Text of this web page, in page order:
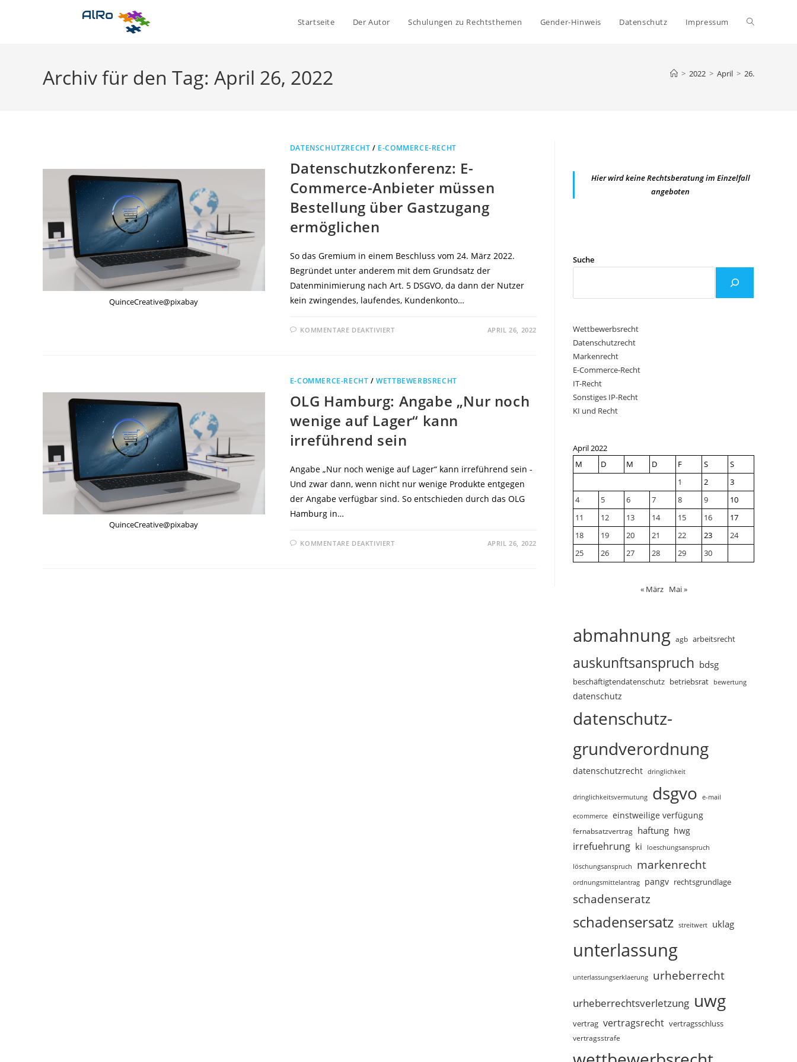
Startseite Der Autor Schulungen zu Rechtsthemen Gender-Hinweis Datenschutz Impressum Website-
Archiv für den Tag: April 26, 2022 > 2022 > April > 26.
QuinceCreative@pixabay
DATENSCHUTZRECHT / E-COMMERCE-RECHT
Datenschutzkonferenz: E-
Commerce-Anbieter müssen
Bestellung über Gastzugang
ermöglichen
So das Gremium in einem Beschluss vom 24. März 2022.
Begründet unter anderem mit dem Grundsatz der
Datenminimierung nach Art. 5 DSGVO, da dann der Nutzer
kein zwingendes, laufendes, Kundenkonto…
KOMMENTARE DEAKTIVIERTFÜR
BESTELLUNG
ÜBER
ERMÖGLICHEN
APRIL 26, 2022
QuinceCreative@pixabay
E-COMMERCE-RECHT /WETTBEWERBSRECHT
OLG Hamburg: Angabe „Nur noch
wenige auf Lager“ kann
irreführend sein
Angabe „Nur noch wenige auf Lager“ kann irreführend sein -
Und zwar dann, wenn nicht nur wenige Produkte entgegen
der Angabe verfügbar sind. So entschieden durch das OLG
Hamburg in…
KOMMENTARE DEAKTIVIERTFÜR APRIL 26, 2022
Hier wird keine Rechtsberatung im Einzelfall
angeboten
Suche
Wettbewerbsrecht
Datenschutzrecht
Markenrecht
E-Commerce-Recht
IT-Recht
Sonstiges IP-Recht
KI und Recht
April 2022
M
D M D F S
S
1
2
3
4
5 6 7 8 9
10
11
12 13 14 15 16
17
18
19 20 21 22 23
24
25
26 27 28 29 30
« März Mai »
abmahnung agb arbeitsrecht
auskunftsanspruch bdsg
beschäftigtendatenschutz betriebsrat bewertung
datenschutz
datenschutz-
grundverordnung
datenschutzrecht dringlichkeit
dringlichkeitsvermutung dsgvo e-mail
ecommerce einstweilige verfügung
fernabsatzvertrag haftung hwg
irrefuehrung ki loeschungsanspruch
löschungsanspruch markenrecht
ordnungsmittelantrag pangv rechtsgrundlage
schadenseratz
schadensersatz streitwert uklag
unterlassung
unterlassungserklaerung urheberrecht
urheberrechtsverletzung uwg
vertrag vertragsrecht vertragsschluss
vertragsstrafe